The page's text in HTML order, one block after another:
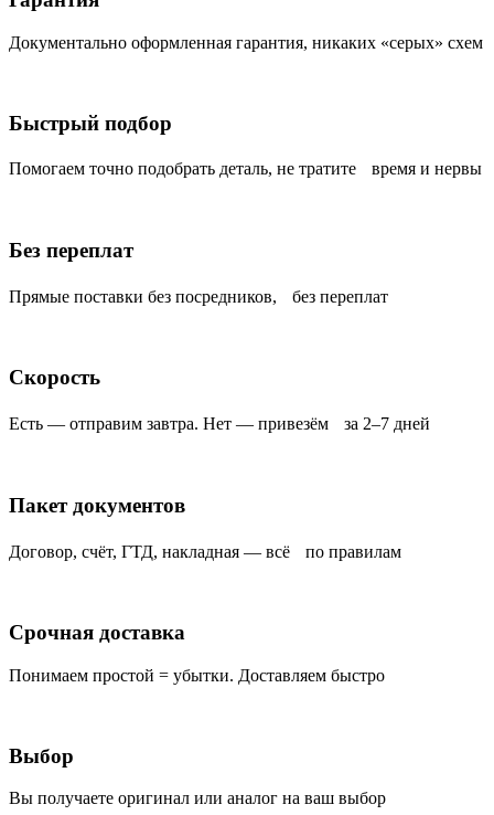
Документально оформленная гарантия, никаких «серых» схем
Быстрый подбор
Помогаем точно подобрать деталь, не тратите время и нервы
Без переплат
Прямые поставки без посредников, без переплат
Скорость
Есть — отправим завтра. Нет — привезём за 2–7 дней
Пакет документов
Договор, счёт, ГТД, накладная — всё по правилам
Срочная доставка
Понимаем простой = убытки. Доставляем быстро
Выбор
Вы получаете оригинал или аналог на ваш выбор